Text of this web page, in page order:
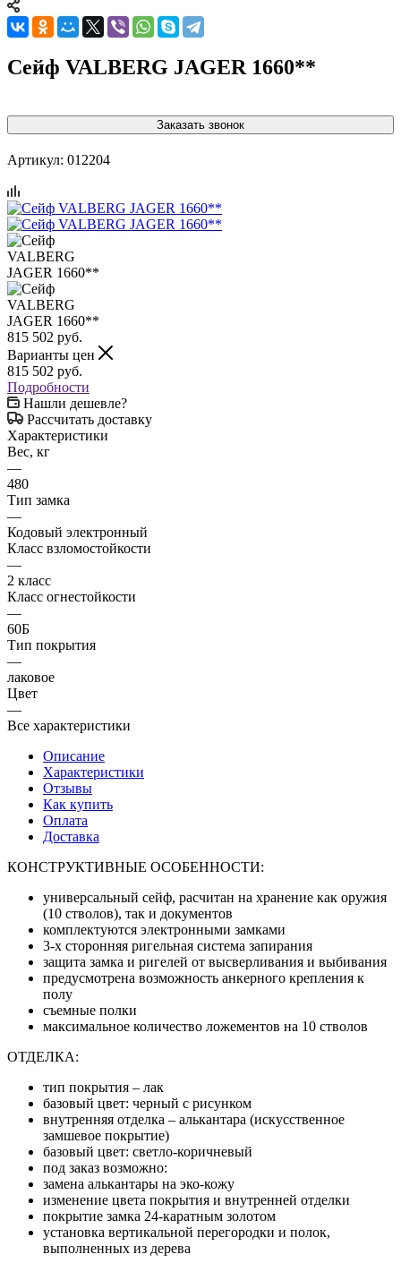
Сейф VALBERG JAGER 1660**
Заказать звонок
Артикул: 012204
815 502 руб.
Варианты цен
815 502 руб.
Подробности
Нашли дешевле?
Рассчитать доставку
Характеристики
Вес, кг
—
480
Тип замка
—
Кодовый электронный
Класс взломостойкости
—
2 класс
Класс огнестойкости
—
60Б
Тип покрытия
—
лаковое
Цвет
—
Все характеристики
Описание
Характеристики
Отзывы
Как купить
Оплата
Доставка
КОНСТРУКТИВНЫЕ ОСОБЕННОСТИ:
универсальный сейф, расчитан на хранение как оружия
(10 стволов), так и документов
комплектуются электронными замками
3-х сторонняя ригельная система запирания
защита замка и ригелей от высверливания и выбивания
предусмотрена возможность анкерного крепления к
полу
съемные полки
максимальное количество ложементов на 10 стволов
ОТДЕЛКА:
тип покрытия – лак
базовый цвет: черный с рисунком
внутренняя отделка – алькантара (искусственное
замшевое покрытие)
базовый цвет: светло-коричневый
под заказ возможно:
замена алькантары на эко-кожу
изменение цвета покрытия и внутренней отделки
покрытие замка 24-каратным золотом
установка вертикальной перегородки и полок,
выполненных из дерева